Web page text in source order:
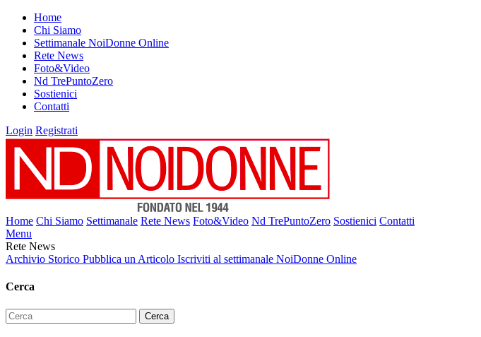
Home
Chi Siamo
Settimanale NoiDonne Online
Rete News
Foto&Video
Nd TrePuntoZero
Sostienici
Contatti
Login Registrati
Home Chi Siamo Settimanale Rete News Foto&Video Nd TrePuntoZero Sostienici Contatti
Menu
Rete News
Archivio Storico Pubblica un Articolo Iscriviti al settimanale NoiDonne Online
Cerca